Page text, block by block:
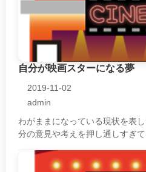
自分が映画スターになる夢
2019-11-02
admin
わがままになっている現状を表しています。
分の意見や考えを押し通しすぎているよ
なたのわがままな態度や言動・